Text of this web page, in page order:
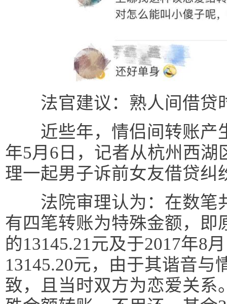
法官建议：熟人间借贷
近些年，情侣间转账产
年5月6日，记者从杭州西
理一起男子诉前女友借贷纠
法院审理认为：在数笔
有四笔转账为特殊金额，即
的13145.21元及于2017年8
13145.20元，由于其谐音与
致，且当时双方为恋爱关系